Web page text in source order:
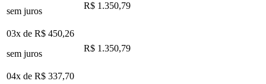
sem juros
R$ 1.350,79
03x de R$ 450,26
sem juros
R$ 1.350,79
04x de R$ 337,70